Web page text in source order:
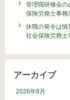
管理職研修会
保険労務士事務
休職の発令は
社会保険労務士
アーカイブ
2026年8月